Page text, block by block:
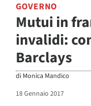
GOVERNO
Mutui in
invalidi:
Barclays
di Monica Mandico
18 Gennaio 2017